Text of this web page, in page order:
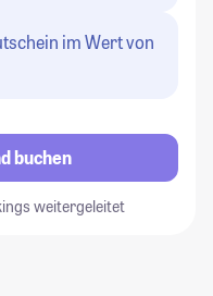
im Wert von
buchen
weitergeleitet